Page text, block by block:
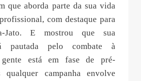
que aborda parte da sua vida
com destaque para
Jato. E mostrou que sua
pautada pelo combate à
está em fase de pré-
qualquer campanha envolve